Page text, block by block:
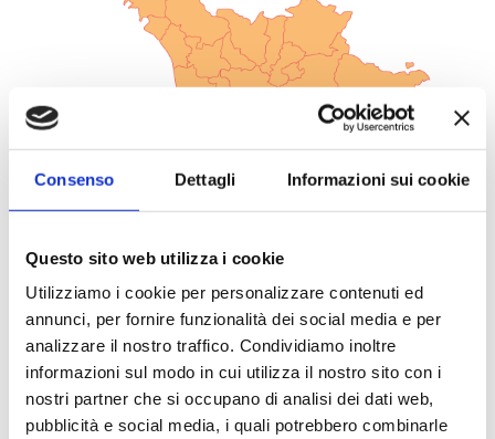
Consenso Dettagli Informazioni sui cookie
Questo sito web utilizza i cookie
Utilizziamo i cookie per personalizzare contenuti ed
annunci, per fornire funzionalità dei social media e per
analizzare il nostro traffico. Condividiamo inoltre
informazioni sul modo in cui utilizza il nostro sito con i
nostri partner che si occupano di analisi dei dati web,
pubblicità e social media, i quali potrebbero combinarle
Sulla costa tirrenica, Livorno e i comuni di Capraia e